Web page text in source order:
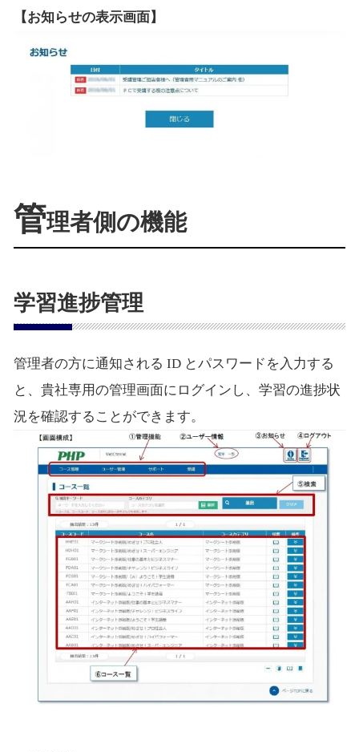
【お知らせの表示画面】
管理者側の機能
学習進捗管理
管理者の方に通知される ID とパスワードを入力する
と、貴社専用の管理画面にログインし、学習の進捗状
況を確認することができます。